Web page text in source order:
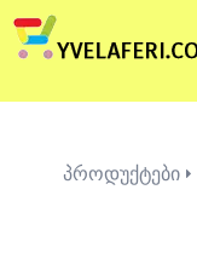
პროდუქტები